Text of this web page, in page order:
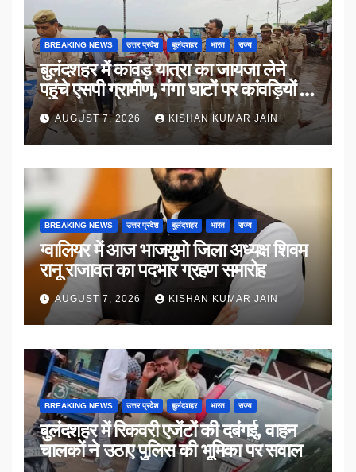
BREAKING NEWS उत्तर प्रदेश बुलंदशहर भारत राज्य
बुलंदशहर में कांवड़ यात्रा का जायजा लेने
पहुंचे एसपी ग्रामीण, गंगा घाटों पर कांवड़ियों से
किया संवाद
AUGUST 7, 2026 KISHAN KUMAR JAIN
BREAKING NEWS उत्तर प्रदेश बुलंदशहर भारत राज्य
ग्वालियर में आज भाजयुमो जिला अध्यक्ष शिवम
रानू राजावत का पदभार ग्रहण समारोह
AUGUST 7, 2026 KISHAN KUMAR JAIN
BREAKING NEWS उत्तर प्रदेश बुलंदशहर भारत राज्य
बुलंदशहर में रिकवरी एजेंटों की दबंगई, वाहन
चालकों ने उठाए पुलिस की भूमिका पर सवाल